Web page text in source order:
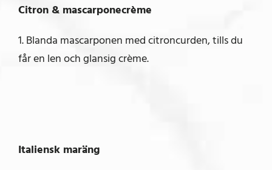
Citron & mascarponecrème
1. Blanda mascarponen med citroncurden, tills du
får en len och glansig crème.
Italiensk maräng